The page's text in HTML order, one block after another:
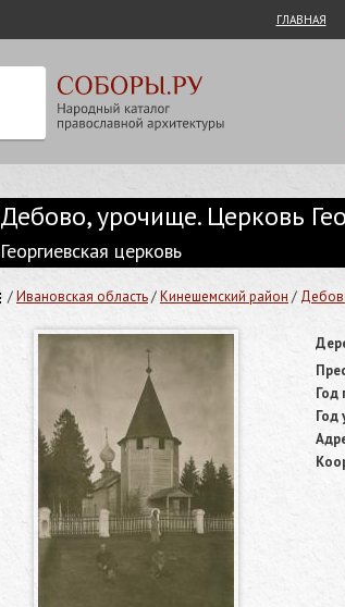
ГЛАВНАЯ
Дебово, урочище. Церковь
Георгиевская церковь
/Ивановская область/Кинешемский район /
Год
Год